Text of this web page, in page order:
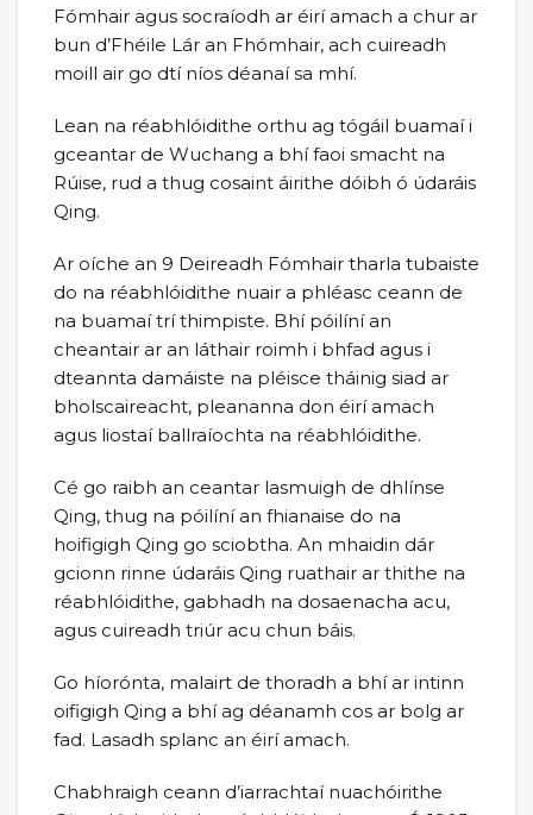
Fómhair agus socraíodh ar éirí amach a chur ar
bun d’Fhéile Lár an Fhómhair, ach cuireadh
moill air go dtí níos déanaí sa mhí.
Lean na réabhlóidithe orthu ag tógáil buamaí i
gceantar de Wuchang a bhí faoi smacht na
Rúise, rud a thug cosaint áirithe dóibh ó údaráis
Qing.
Ar oíche an 9 Deireadh Fómhair tharla tubaiste
do na réabhlóidithe nuair a phléasc ceann de
na buamaí trí thimpiste. Bhí póilíní an
cheantair ar an láthair roimh i bhfad agus i
dteannta damáiste na pléisce tháinig siad ar
bholscaireacht, pleananna don éirí amach
agus liostaí ballraíochta na réabhlóidithe.
Cé go raibh an ceantar lasmuigh de dhlínse
Qing, thug na póilíní an fhianaise do na
hoifigigh Qing go sciobtha. An mhaidin dár
gcionn rinne údaráis Qing ruathair ar thithe na
réabhlóidithe, gabhadh na dosaenacha acu,
agus cuireadh triúr acu chun báis.
Go híorónta, malairt de thoradh a bhí ar intinn
oifigigh Qing a bhí ag déanamh cos ar bolg ar
fad. Lasadh splanc an éirí amach.
Chabhraigh ceann d’iarrachtaí nuachóirithe